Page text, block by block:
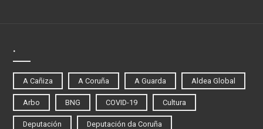
.
A Cañiza A Coruña A Guarda Aldea Global
Arbo BNG COVID-19 Cultura
Deputación Deputación da Coruña